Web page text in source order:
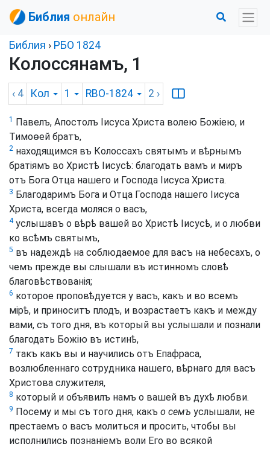
Библия онлайн
Библия › РБО 1824
Колоссянамъ, 1
‹ 4 Кол 1 RBO-1824 2 ›
1
Павелъ, Апостолъ Іисуса Христа волею Божіею, и
Тимоѳей братъ,
2 находящимся въ Колоссахъ святымъ и вѣрнымъ
братіямъ во Христѣ Іисусѣ: благодать вамъ и миръ
отъ Бога Отца нашего и Господа Іисуса Христа.
3 Благодаримъ Бога и Отца Господа нашего Іисуса
Христа, всегда моляся о васъ,
4услышавъ о вѣрѣ вашей во Христѣ Іисусѣ, и о любви
ко всѣмъ святымъ,
5 въ надеждѣ на соблюдаемое для васъ на небесахъ, о
чемъ прежде вы слышали въ истинномъ словѣ
благовѣствованія;
6 которое проповѣдуется у васъ, какъ и во всемъ
мірѣ, и приноситъ плодъ, и возрастаетъ какъ и между
вами, съ того дня, въ который вы услышали и познали
благодать Божію въ истинѣ,
7 такъ какъ вы и научились отъ Епафраса,
возлюбленнаго сотрудника нашего, вѣрнаго для васъ
Христова служителя,
8 который и объявилъ намъ о вашей въ духѣ любви.
9 Посему и мы съ того дня, какъ о семъ услышали, не
престаемъ о васъ молиться и просить, чтобы вы
исполнились познаніемъ воли Его во всякой